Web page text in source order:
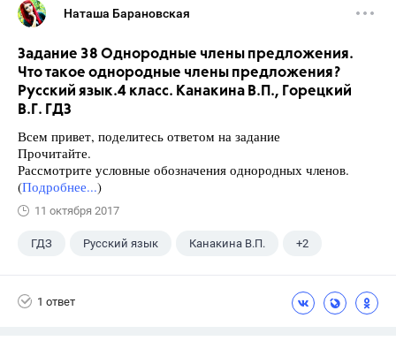
Наташа Барановская
Задание 38 Однородные члены предложения.
Что такое однородные члены предложения?
Русский язык.4 класс. Канакина В.П., Горецкий
В.Г. ГДЗ
Всем привет, поделитесь ответом на задание
Прочитайте.
Рассмотрите условные обозначения однородных членов.
(Подробнее...)
11 октября 2017
ГДЗ Русский язык Канакина В.П. +2
1 ответ